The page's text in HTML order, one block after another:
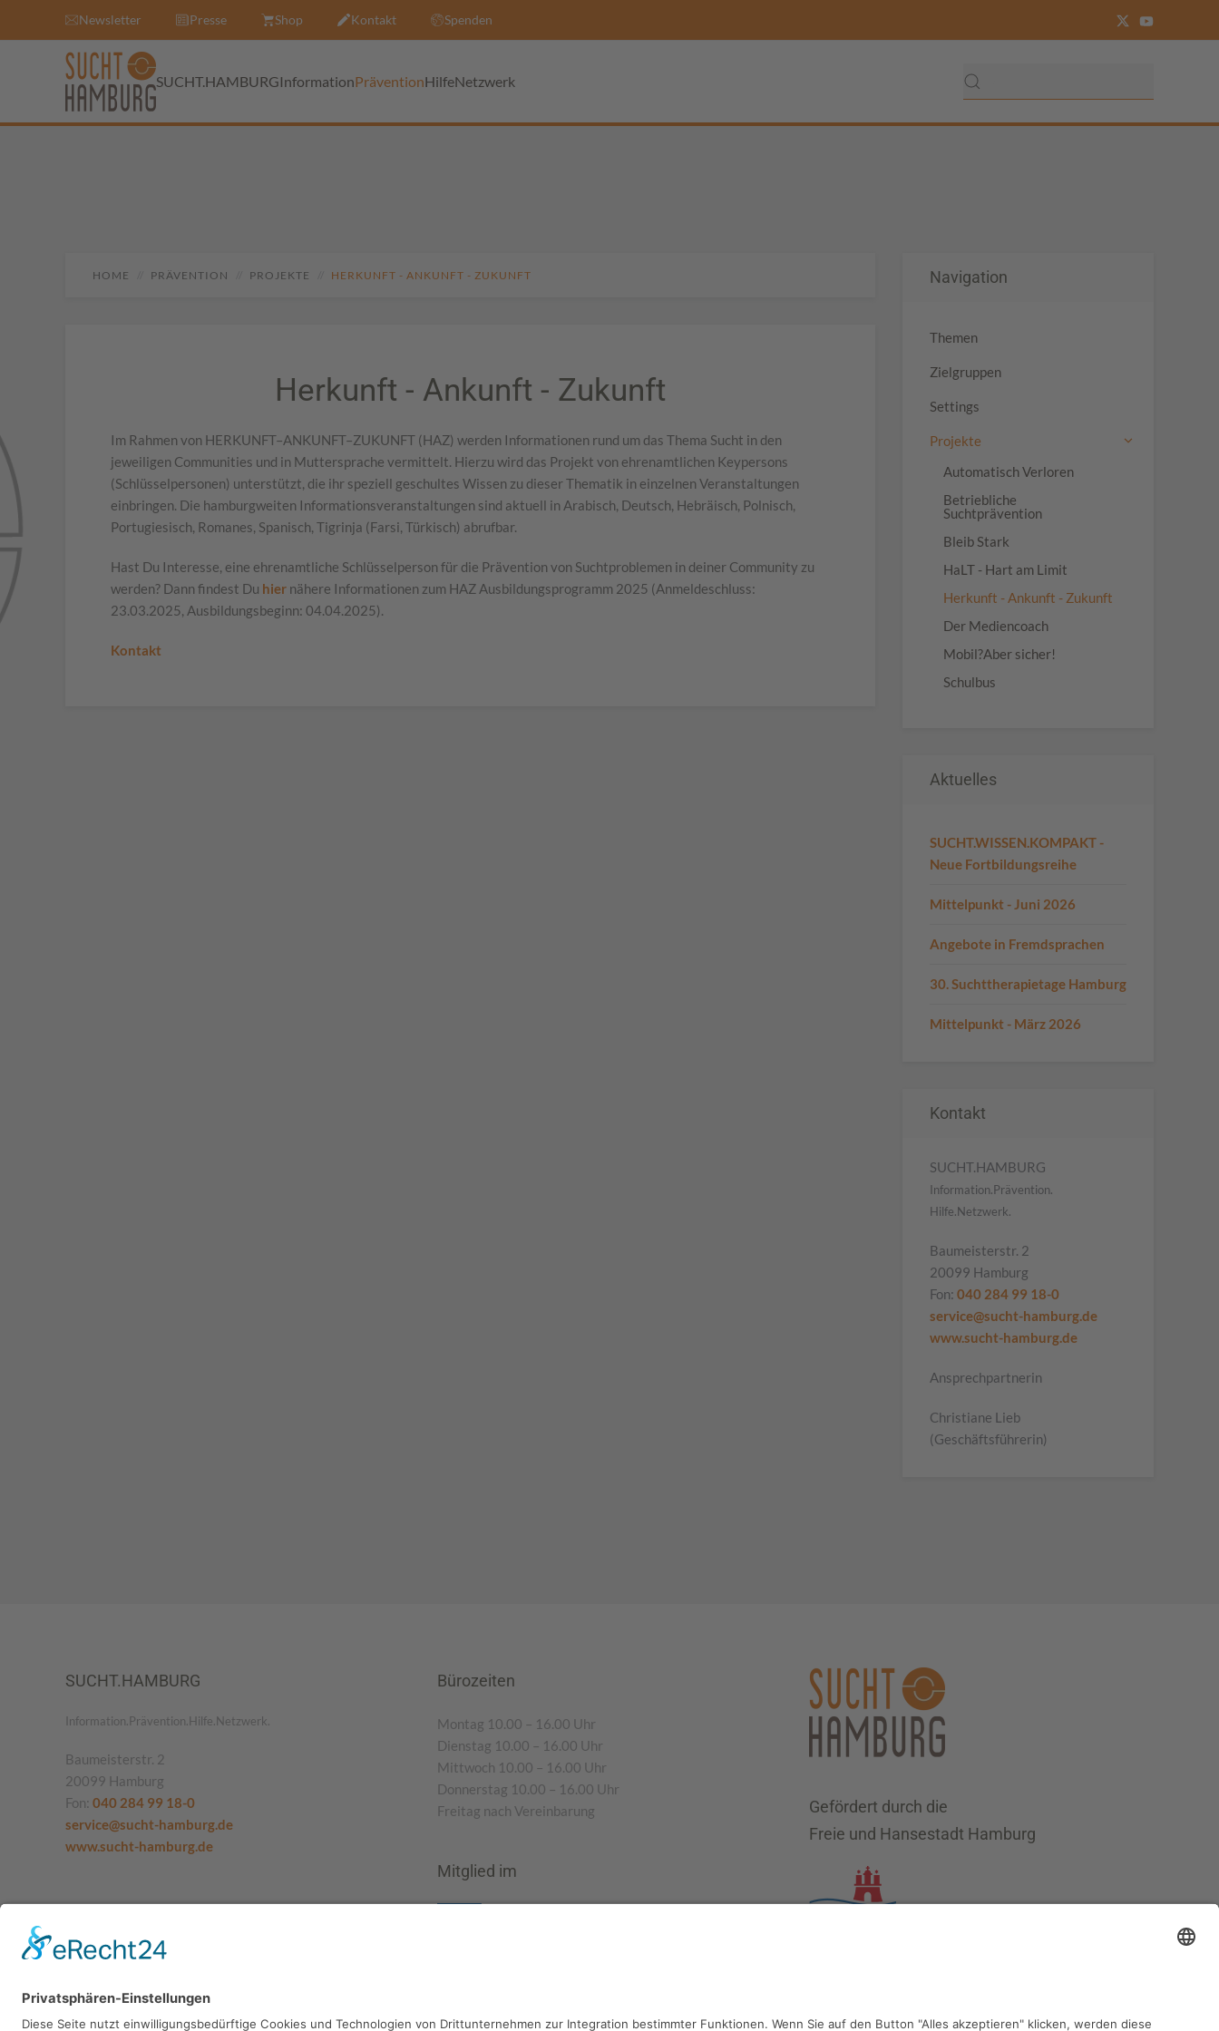
Newsletter Presse Shop Kontakt Spenden
SUCHT.HAMBURGInformationPräventionHilfeNetzwerk
HOME PRÄVENTION PROJEKTE HERKUNFT - ANKUNFT - ZUKUNFT
Herkunft - Ankunft - Zukunft
Im Rahmen von HERKUNFT–ANKUNFT–ZUKUNFT (HAZ) werden Informationen rund um das Thema Sucht in den
jeweiligen Communities und in Muttersprache vermittelt. Hierzu wird das Projekt von ehrenamtlichen Keypersons
(Schlüsselpersonen) unterstützt, die ihr speziell geschultes Wissen zu dieser Thematik in einzelnen Veranstaltungen
einbringen. Die hamburgweiten Informationsveranstaltungen sind aktuell in Arabisch, Deutsch, Hebräisch, Polnisch,
Portugiesisch, Romanes, Spanisch, Tigrinja (Farsi, Türkisch) abrufbar.
Hast Du Interesse, eine ehrenamtliche Schlüsselperson für die Prävention von Suchtproblemen in deiner Community zu
werden? Dann findest Du hier nähere Informationen zum HAZ Ausbildungsprogramm 2025 (Anmeldeschluss:
23.03.2025, Ausbildungsbeginn: 04.04.2025).
Kontakt
Navigation
Themen
Zielgruppen
Settings
Projekte
Automatisch Verloren
Betriebliche
Suchtprävention
Bleib Stark
HaLT - Hart am Limit
Herkunft - Ankunft - Zukunft
Der Mediencoach
Mobil?Aber sicher!
Schulbus
Aktuelles
SUCHT.WISSEN.KOMPAKT -
Neue Fortbildungsreihe
Mittelpunkt - Juni 2026
Angebote in Fremdsprachen
30. Suchttherapietage Hamburg
Mittelpunkt - März 2026
Kontakt
SUCHT.HAMBURG
Information.Prävention.
Hilfe.Netzwerk.
Baumeisterstr. 2
20099 Hamburg
Fon: 040 284 99 18-0
service@sucht-hamburg.de
www.sucht-hamburg.de
Ansprechpartnerin
Christiane Lieb
(Geschäftsführerin)
SUCHT.HAMBURG
Information.Prävention.Hilfe.Netzwerk.
Baumeisterstr. 2
20099 Hamburg
Fon: 040 284 99 18-0
service@sucht-hamburg.de
www.sucht-hamburg.de
Bürozeiten
Montag 10.00 – 16.00 Uhr
Dienstag 10.00 – 16.00 Uhr
Mittwoch 10.00 – 16.00 Uhr
Donnerstag 10.00 – 16.00 Uhr
Freitag nach Vereinbarung
Mitglied im
Gefördert durch die
Freie und Hansestadt Hamburg